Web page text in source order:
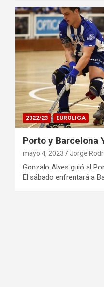
2022/23 EUROLIGA
Porto y Barcelona
mayo 4, 2023 Jorge
Gonzalo Alves guió al
El sábado enfrentará a